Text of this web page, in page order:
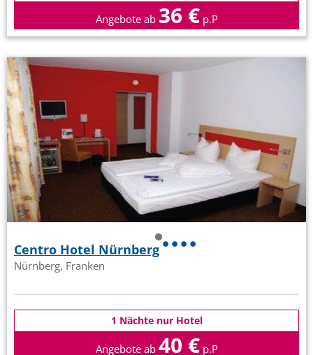
Angebote ab 36 € p.P
Centro Hotel Nürnberg
Nürnberg, Franken
1 Nächte nur Hotel
Angebote ab 40 € p.P